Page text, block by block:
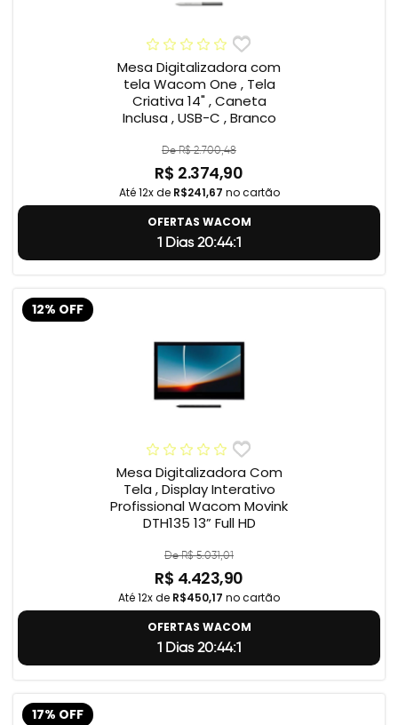
Mesa Digitalizadora com
tela Wacom One , Tela
Criativa 14" , Caneta
Inclusa , USB-C , Branco
De R$ 2.700,48
R$ 2.374,90
Até 12x de R$241,67 no cartão
OFERTAS WACOM
1 Dias 20:44:0
12% OFF
Mesa Digitalizadora Com
Tela , Display Interativo
Profissional Wacom Movink
DTH135 13” Full HD
De R$ 5.031,01
R$ 4.423,90
Até 12x de R$450,17 no cartão
OFERTAS WACOM
1 Dias 20:44:0
17% OFF